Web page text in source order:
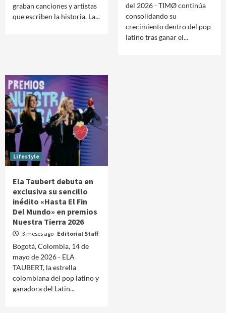
graban canciones y artistas
que escriben la historia. La...
del 2026 - TIMØ continúa
consolidando su
crecimiento dentro del pop
latino tras ganar el...
Lifestyle
Ela Taubert debuta en
exclusiva su sencillo
inédito «Hasta El Fin
Del Mundo» en premios
Nuestra Tierra 2026
3 meses ago Editorial Staff
Bogotá, Colombia, 14 de
mayo de 2026 - ELA
TAUBERT, la estrella
colombiana del pop latino y
ganadora del Latin...